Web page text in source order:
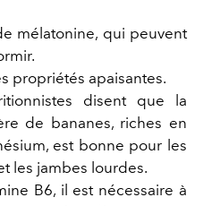
mélatonine, qui peuvent
propriétés apaisantes.
disent que la
de bananes, riches en
est bonne pour les
les jambes lourdes.
B6, il est nécessaire à